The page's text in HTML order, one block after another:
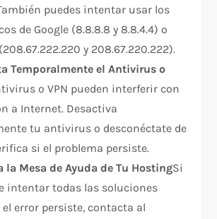
puedes intentar usar los
de Google (8.8.8.8 y 8.8.4.4) o
y 208.67.220.222).
Temporalmente el Antivirus o
o VPN pueden interferir con
a Internet. Desactiva
tu antivirus o desconéctate de
si el problema persiste.
la Mesa de Ayuda de Tu HostingSi
intentar todas las soluciones
error persiste, contacta al